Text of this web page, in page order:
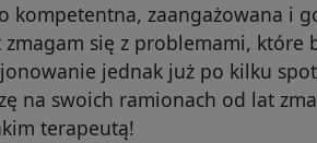
kompetentna, zaangażowana i
się z problemami, które
jednak już po kilku
na swoich ramionach od lat
terapeutą!